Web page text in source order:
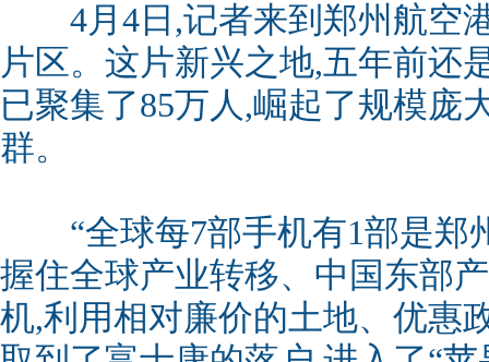
4月4日,记者来到郑州航空
片区。这片新兴之地,五年前还
已聚集了85万人,崛起了规模庞
群。
“全球每7部手机有1部是郑
握住全球产业转移、中国东部
机,利用相对廉价的土地、优惠